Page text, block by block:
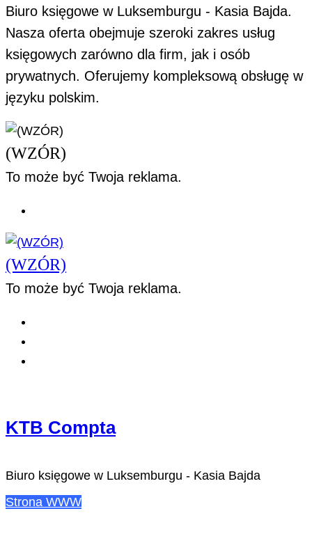
Biuro księgowe w Luksemburgu - Kasia Bajda.
Nasza oferta obejmuje szeroki zakres usług
księgowych zarówno dla firm, jak i osób
prywatnych. Oferujemy kompleksową obsługę w
języku polskim.
(WZÓR)
To może być Twoja reklama.
(WZÓR)
To może być Twoja reklama.
KTB Compta
Biuro księgowe w Luksemburgu - Kasia Bajda
Strona WWW